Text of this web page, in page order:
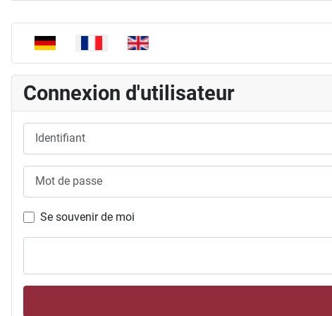
Sélectionnez votre langue
Connexion d'utilisateur
Se souvenir de moi